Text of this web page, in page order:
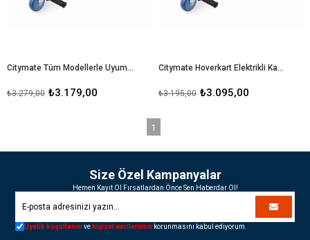
Citymate Tüm Modellerle Uyumlu Hoverkart Elektrikli Kaykay Hoverboard Aparatı(2 Ad. Yedek Cırt )
₺3.179,00
₺3.279,00
Citymate Hoverkart Elektrikli Kaykay Hoverboard Aparatı Tüm Modellerle Uyumludur
₺3.095,00
₺3.195,00
1
Size Özel Kampanyalar
Hemen Kayıt Ol Fırsatlardan Önce Sen Haberdar Ol!
Üyelik koşullarınıve kişisel verilerimin korunmasını kabul ediyorum.